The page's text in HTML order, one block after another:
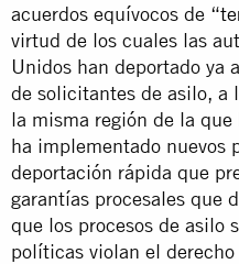
acuerdos equívocos de “
virtud de los cuales las
Unidos han deportado ya a
de solicitantes de asilo, a
la misma región de la que
ha implementado nuevos
deportación rápida que
garantías procesales que
que los procesos de asilo
políticas violan el